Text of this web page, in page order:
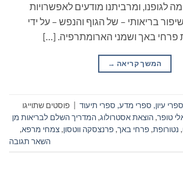
לגופנו, ומרביתנו מודעים לאפשרויות
בריאותי – של הגוף והנפש – על ידי
פרחי באך ושמני הארומתרפיה. […]
המשך קריאה →
ספרי עיון, ספרי מדע, ספרי תיעוד | פוסטים שתוייגו
טופר,הוצאת אסטרולוג,המדריך השלם לבריאות מן
, נטורופת,פרחי באך,פרנצסקה ווטסון,צמחי מרפא,
השאר תגובה